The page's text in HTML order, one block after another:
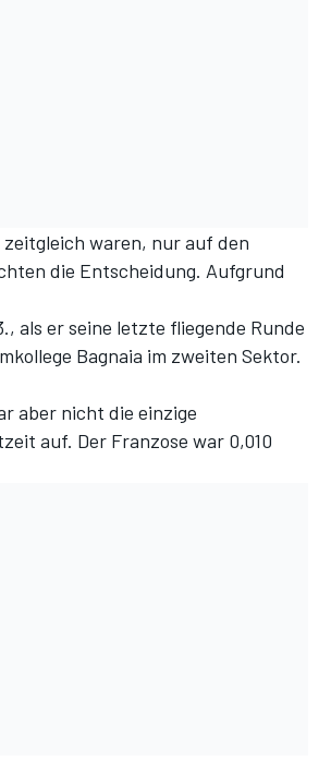
waren, nur auf den
die Entscheidung. Aufgrund
als er seine letzte fliegende Runde
Bagnaia im zweiten Sektor.
aber nicht die einzige
auf. Der Franzose war 0,010